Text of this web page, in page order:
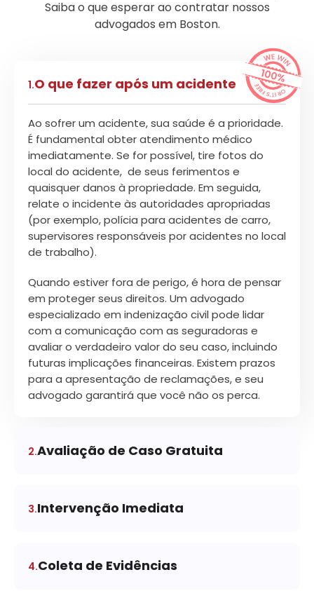
Saiba o que esperar ao contratar nossos
advogados em Boston.
1.O que fazer após um acidente
Ao sofrer um acidente, sua saúde é a prioridade.
É fundamental obter atendimento médico
imediatamente. Se for possível, tire fotos do
local do acidente, de seus ferimentos e
quaisquer danos à propriedade. Em seguida,
relate o incidente às autoridades apropriadas
(por exemplo, polícia para acidentes de carro,
supervisores responsáveis por acidentes no local
de trabalho).
Quando estiver fora de perigo, é hora de pensar
em proteger seus direitos. Um advogado
especializado em indenização civil pode lidar
com a comunicação com as seguradoras e
avaliar o verdadeiro valor do seu caso, incluindo
futuras implicações financeiras. Existem prazos
para a apresentação de reclamações, e seu
advogado garantirá que você não os perca.
2.Avaliação de Caso Gratuita
representam. É por isso que oferecemos uma
consulta gratuita – mesmo para casos
Durante esta consulta, nossos experientes
3.Intervenção Imediata
se machuca em um acidente, seja por um
produto defeituoso, acidente de carro ou
4.Coleta de Evidências